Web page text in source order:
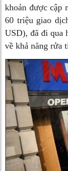
khoản được cập
60 triệu giao
USD), đã đi qua
về khả năng rửa